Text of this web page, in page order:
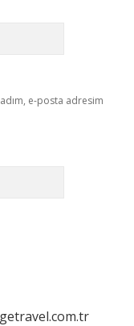
e-posta adresim